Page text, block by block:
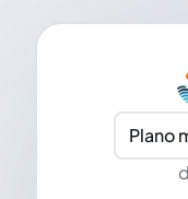
Plano